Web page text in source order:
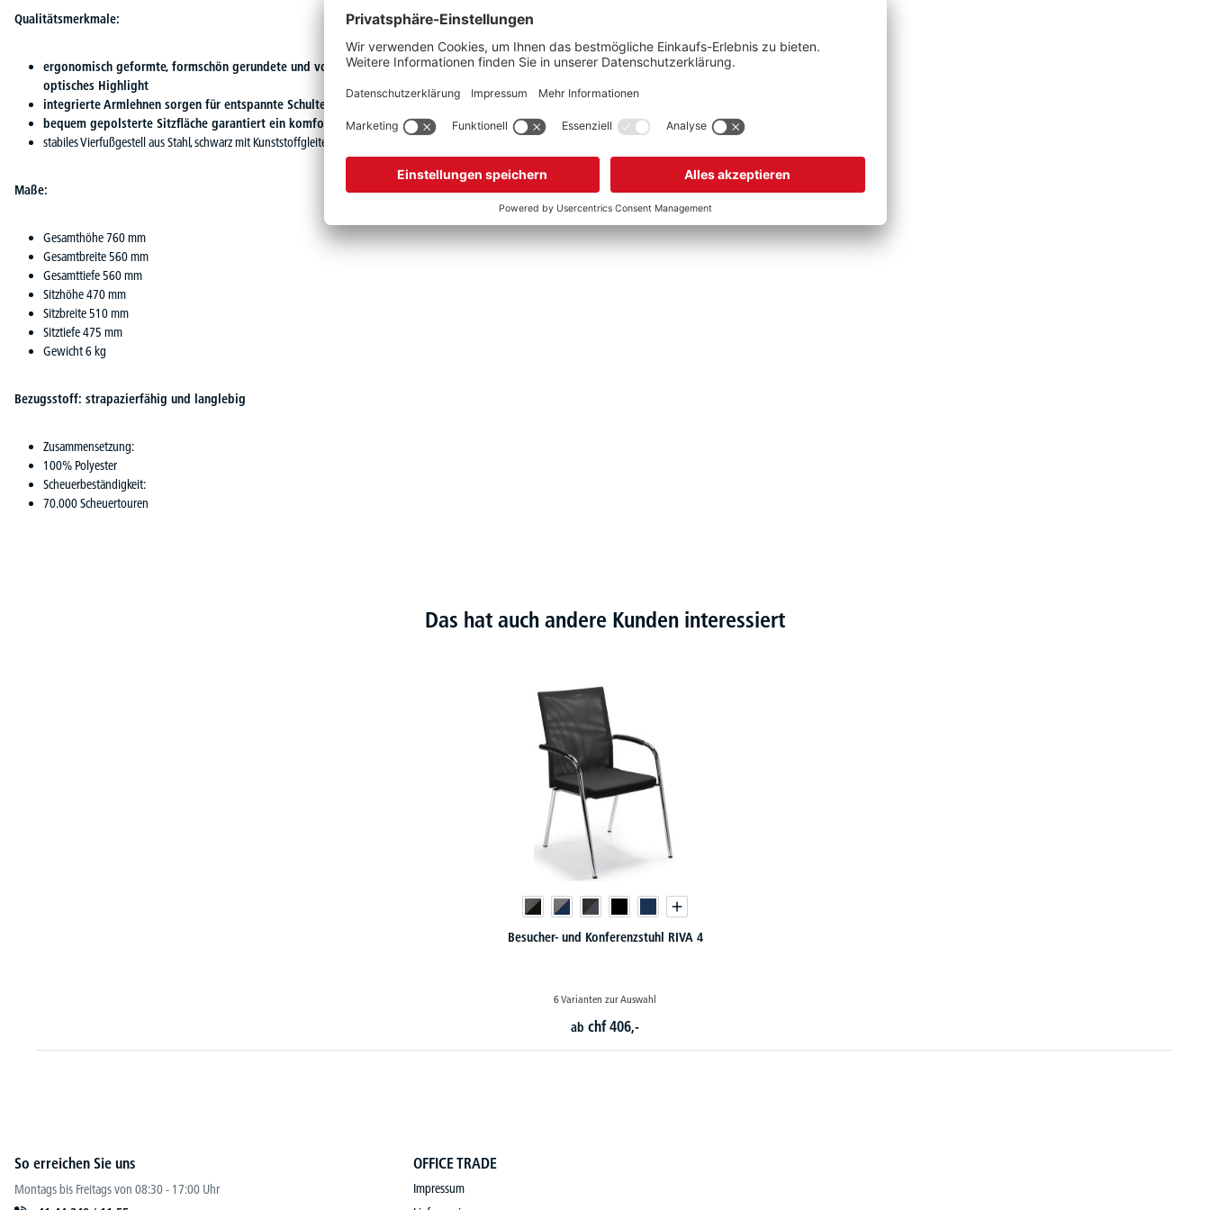
Qualitätsmerkmale:
ergonomisch geformte, formschön gerundete und vollgepolsterte Rückenlehne sorgt für eine gesunde Sitzhaltung - ein
optisches Highlight
integrierte Armlehnen sorgen für entspannte Schultern
bequem gepolsterte Sitzfläche garantiert ein komfortables Sitzgefühl
stabiles Vierfußgestell aus Stahl, schwarz mit Kunststoffgleitern
Maße:
Gesamthöhe 760 mm
Gesamtbreite 560 mm
Gesamttiefe 560 mm
Sitzhöhe 470 mm
Sitzbreite 510 mm
Sitztiefe 475 mm
Gewicht 6 kg
Bezugsstoff: strapazierfähig und langlebig
Zusammensetzung:
100% Polyester
Scheuerbeständigkeit:
70.000 Scheuertouren
Das hat auch andere Kunden interessiert
Besucherstuhl FLORA II - Echt-/Kunstleder-Bezug
4 Varianten zur Auswahl
ab chf 110,-
So erreichen Sie uns
Montags bis Freitags von 08:30 - 17:00 Uhr
OFFICE TRADE
Impressum